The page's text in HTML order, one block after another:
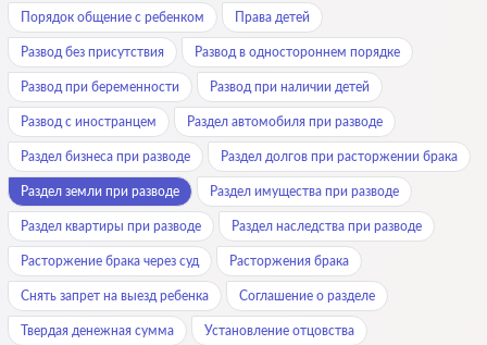
Порядок общение с ребенком Права детей
Развод без присутствия Развод в одностороннем порядке
Развод при беременности Развод при наличии детей
Развод с иностранцем Раздел автомобиля при разводе
Раздел бизнеса при разводе Раздел долгов при расторжении брака
Раздел земли при разводе Раздел имущества при разводе
Раздел квартиры при разводе Раздел наследства при разводе
Расторжение брака через суд Расторжения брака
Снять запрет на выезд ребенка Соглашение о разделе
Твердая денежная сумма Установление отцовства